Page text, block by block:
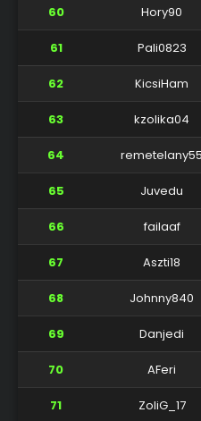
60 Hory90
61 Pali0823
62 KicsiHam
63 kzolika04
64 remetelany55
65 Juvedu
66 failaaf
67 Aszti18
68 Johnny840
69 Danjedi
70 AFeri
71 ZoliG_17